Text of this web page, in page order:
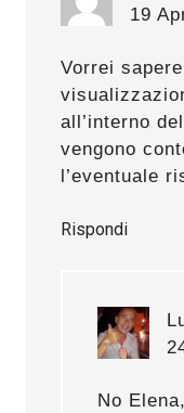
19
Vorrei
all’interno
vengono
l’eventuale
Rispondi
No